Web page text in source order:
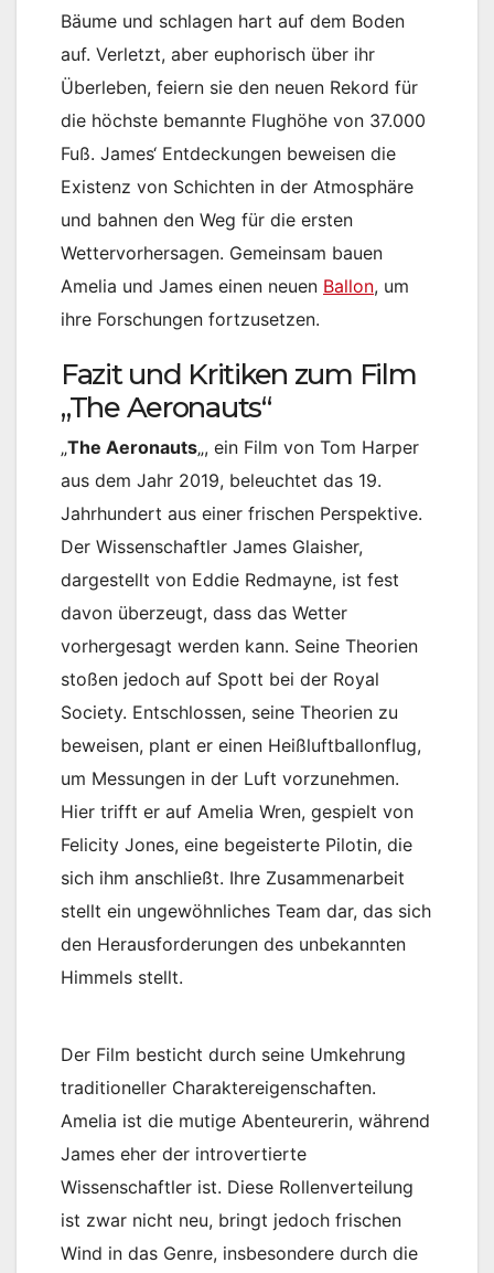
Bäume und schlagen hart auf dem Boden
auf. Verletzt, aber euphorisch über ihr
Überleben, feiern sie den neuen Rekord für
die höchste bemannte Flughöhe von 37.000
Fuß. James‘ Entdeckungen beweisen die
Existenz von Schichten in der Atmosphäre
und bahnen den Weg für die ersten
Wettervorhersagen. Gemeinsam bauen
Amelia und James einen neuen Ballon, um
ihre Forschungen fortzusetzen.
Fazit und Kritiken zum Film
„The Aeronauts“
„The Aeronauts„, ein Film von Tom Harper
aus dem Jahr 2019, beleuchtet das 19.
Jahrhundert aus einer frischen Perspektive.
Der Wissenschaftler James Glaisher,
dargestellt von Eddie Redmayne, ist fest
davon überzeugt, dass das Wetter
vorhergesagt werden kann. Seine Theorien
stoßen jedoch auf Spott bei der Royal
Society. Entschlossen, seine Theorien zu
beweisen, plant er einen Heißluftballonflug,
um Messungen in der Luft vorzunehmen.
Hier trifft er auf Amelia Wren, gespielt von
Felicity Jones, eine begeisterte Pilotin, die
sich ihm anschließt. Ihre Zusammenarbeit
stellt ein ungewöhnliches Team dar, das sich
den Herausforderungen des unbekannten
Himmels stellt.
Der Film besticht durch seine Umkehrung
traditioneller Charaktereigenschaften.
Amelia ist die mutige Abenteurerin, während
James eher der introvertierte
Wissenschaftler ist. Diese Rollenverteilung
ist zwar nicht neu, bringt jedoch frischen
Wind in das Genre, insbesondere durch die